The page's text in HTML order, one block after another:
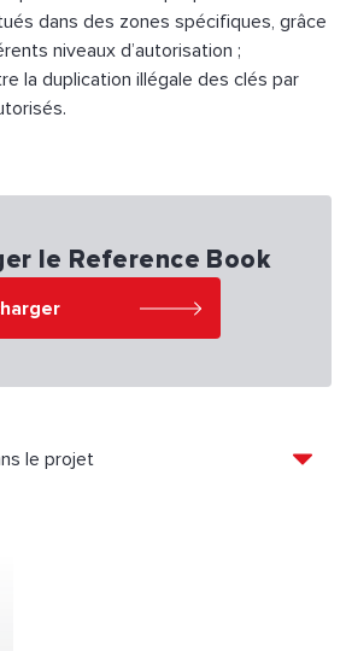
dans des zones spécifiques, grâce
niveaux d’autorisation ;
la duplication illégale des clés par
le Reference Book